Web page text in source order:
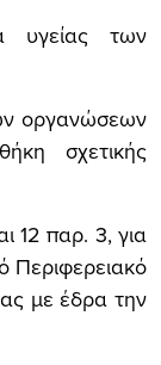
υγείας των
οργανώσεων
σχετικής
12 παρ. 3, για
Περιφερειακό
με έδρα την